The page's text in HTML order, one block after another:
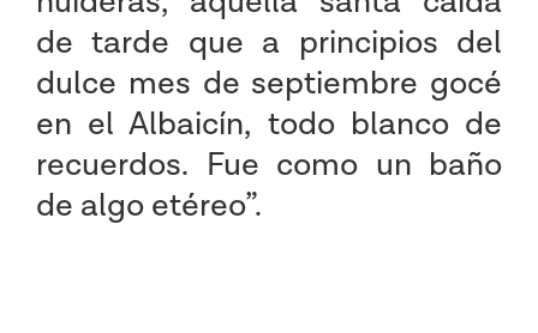
de tarde que a principios del
dulce mes de septiembre gocé
en el Albaicín, todo blanco de
recuerdos. Fue como un baño
de algo etéreo”.